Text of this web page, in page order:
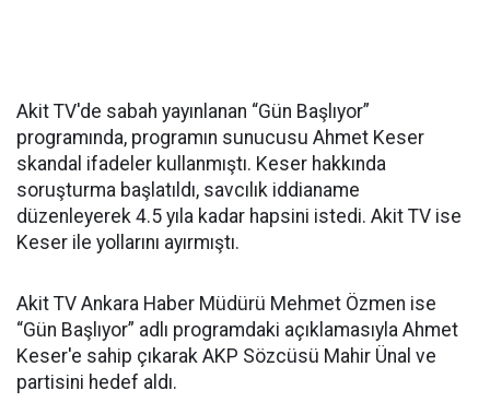
Akit TV'de sabah yayınlanan “Gün Başlıyor”
programında, programın sunucusu Ahmet Keser
skandal ifadeler kullanmıştı. Keser hakkında
soruşturma başlatıldı, savcılık iddianame
düzenleyerek 4.5 yıla kadar hapsini istedi. Akit TV ise
Keser ile yollarını ayırmıştı.
Akit TV Ankara Haber Müdürü Mehmet Özmen ise
“Gün Başlıyor” adlı programdaki açıklamasıyla Ahmet
Keser'e sahip çıkarak AKP Sözcüsü Mahir Ünal ve
partisini hedef aldı.